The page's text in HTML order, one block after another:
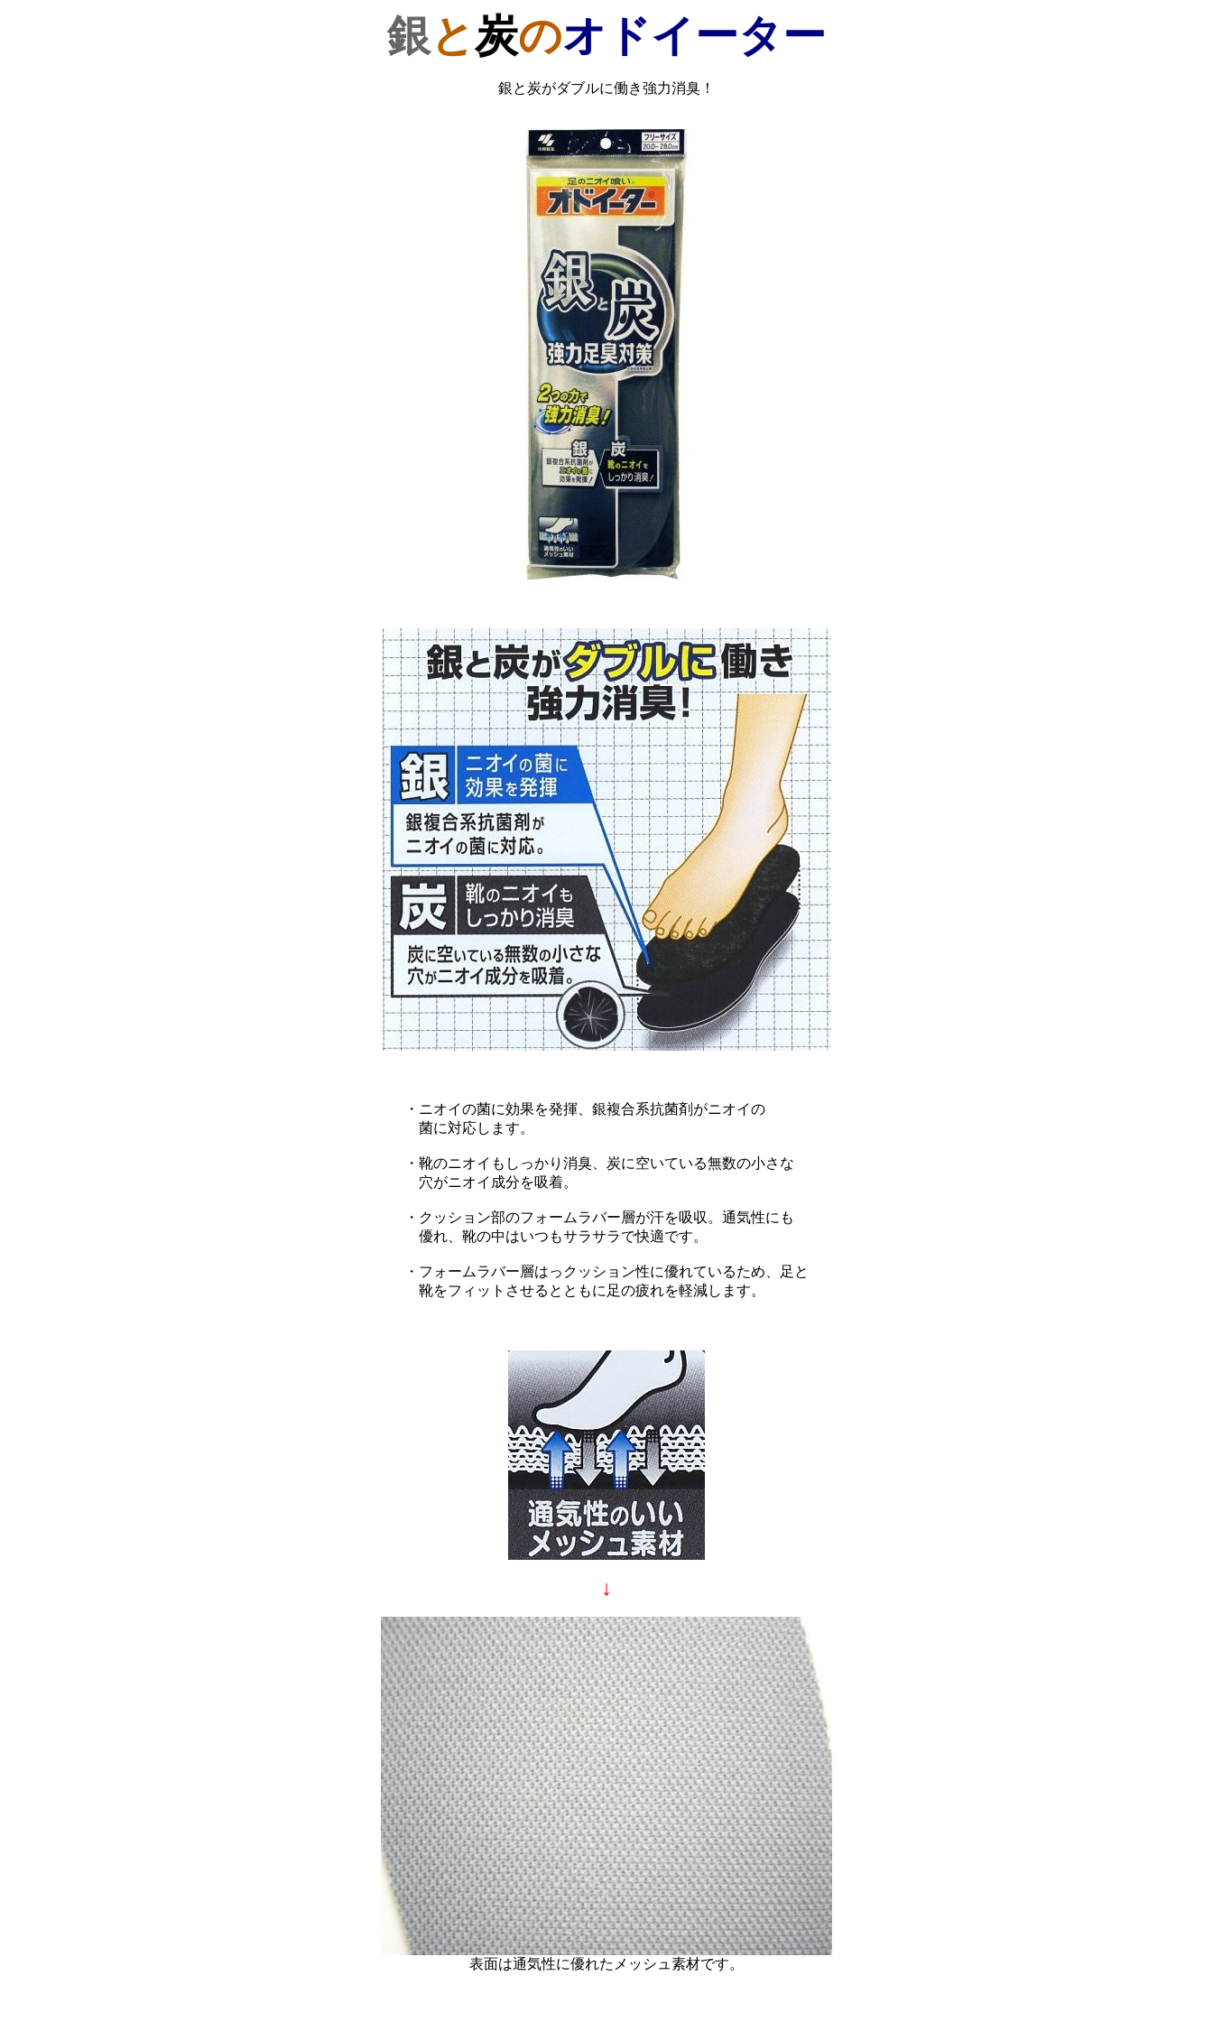
銀と炭のオドイーター
銀と炭がダブルに働き強力消臭！
・ニオイの菌に効果を発揮、銀複合系抗菌剤がニオイの
菌に対応します。
・靴のニオイもしっかり消臭、炭に空いている無数の小さな
穴がニオイ成分を吸着。
・クッション部のフォームラバー層が汗を吸収。通気性にも
優れ、靴の中はいつもサラサラで快適です。
・フォームラバー層はっクッション性に優れているため、足と
靴をフィットさせるとともに足の疲れを軽減します。
↓
表面は通気性に優れたメッシュ素材です。